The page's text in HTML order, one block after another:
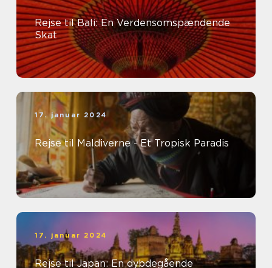
Rejse til Bali: En Verdensomspændende
Skat
17. januar 2024
Rejse til Maldiverne - Et Tropisk Paradis
17. januar 2024
Rejse til Japan: En dybdegående